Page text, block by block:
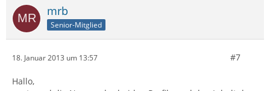
mrb
Senior-Mitglied
18. Januar 2013 um 13:57 #7
Hallo,